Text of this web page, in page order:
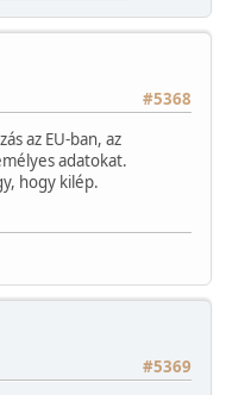
#5368
az EU-ban, az
adatokat.
hogy kilép.
#5369